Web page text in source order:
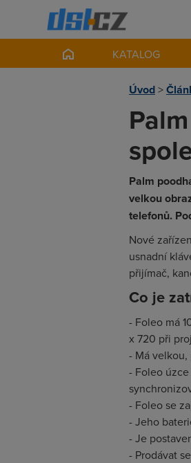
KATALOG
Úvod>
Palm
velkou
telefonů.
Nové
usnadní
přijímač,
Co je
- Foleo má
x 720 při
- Má
- Foleo
- Foleo se
- Jeho
- Je
- Prodávat